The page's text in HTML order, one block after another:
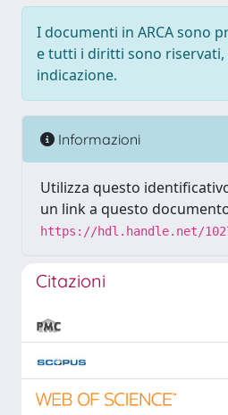
I documenti in ARCA sono
e tutti i diritti sono riservati,
indicazione.
Informazioni
Utilizza questo
un link a questo
https://hdl.handle.net/
Citazioni